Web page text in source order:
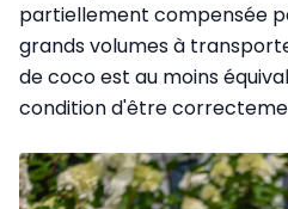
partiellement compensée
grands volumes à
de coco est au moins
condition d'être